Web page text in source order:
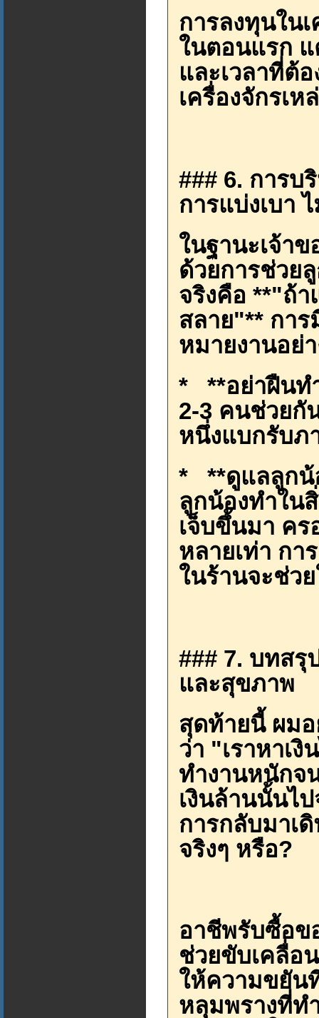
การลงทุนใน
ในตอนแรก แ
และเวลาที่ต้
เครื่องจักรเ
### 6. การบ
การแบ่งเบา
ในฐานะเจ้า
ด้วยการช่วย
จริงคือ **"ถ้
สลาย"** กา
หมายงานอย่
* **อย่าฝืนท
2-3 คนช่วยกั
หนึ่งแบกรับภ
* **ดูแลลูกน้
ลูกน้องทำใน
เจ็บขึ้นมา คร
หลายเท่า ก
ในร้านจะช่ว
### 7. บทสรุ
และสุขภาพ
สุดท้ายนี้ ผม
ว่า "เราหาเ
ทำงานหนักจ
เงินล้านนั้นไ
การกลับมาเ
จริงๆ หรือ?
อาชีพรับซื้อข
ช่วยขับเคลื่อ
ให้ความขยัน
หลุมพรางที่ท